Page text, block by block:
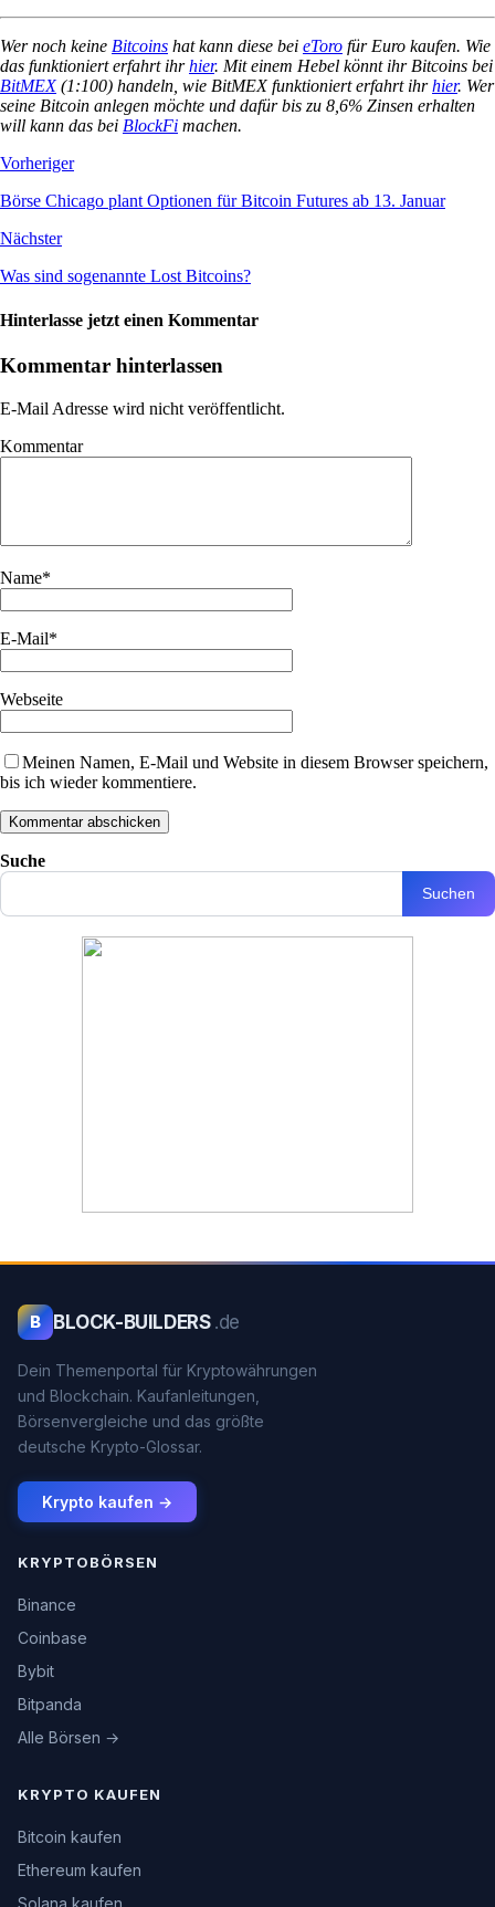
Wer noch keine Bitcoins hat kann diese bei eToro für Euro kaufen. Wie
das funktioniert erfahrt ihrhier. Mit einem Hebel könnt ihr Bitcoins bei
BitMEX(1:100) handeln, wie BitMEX funktioniert erfahrt ihrhier. Wer
seine Bitcoin anlegen möchte und dafür bis zu 8,6% Zinsen erhalten
will kann das bei BlockFi machen.
Vorheriger
Börse Chicago plant Optionen für Bitcoin Futures ab 13. Januar
Nächster
Was sind sogenannte Lost Bitcoins?
Hinterlasse jetzt einen Kommentar
Kommentar hinterlassen
E-Mail Adresse wird nicht veröffentlicht.
Kommentar
Name*
E-Mail*
Webseite
Meinen Namen, E-Mail und Website in diesem Browser speichern,
bis ich wieder kommentiere.
Suche
Suchen
B BLOCK-BUILDERS .de
Dein Themenportal für Kryptowährungen
und Blockchain. Kaufanleitungen,
Börsenvergleiche und das größte
deutsche Krypto-Glossar.
Krypto kaufen →
KRYPTOBÖRSEN
Binance
Coinbase
Bybit
Bitpanda
Alle Börsen →
KRYPTO KAUFEN
Bitcoin kaufen
Ethereum kaufen
Solana kaufen